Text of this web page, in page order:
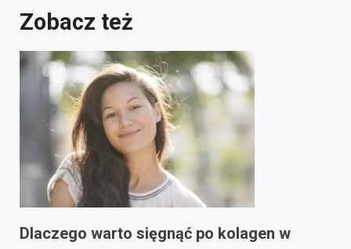
Zobacz też
Dlaczego warto sięgnąć po kolagen w